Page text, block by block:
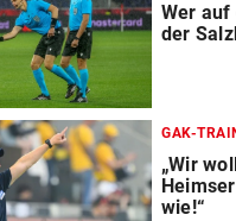
Wer auf
der
GAK-
„Wir
wie!“